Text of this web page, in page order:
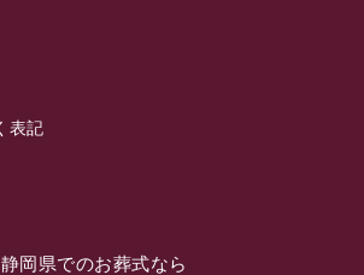
静岡県でのお葬式なら
表記